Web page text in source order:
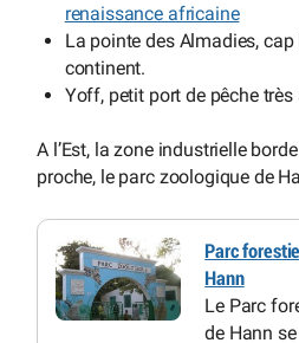
renaissance africaine
La pointe des Almadies, cap
continent.
Yoff, petit port de pêche très
A l’Est, la zone industrielle
proche, le parc zoologique de
Parc
Hann
Le Parc
de Hann